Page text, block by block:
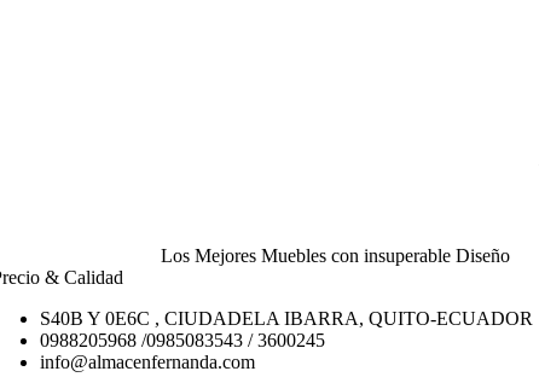
Los Mejores Muebles con insuperable Diseño
& Calidad
S40B Y 0E6C , CIUDADELA IBARRA, QUITO-ECUADOR
0988205968 /0985083543 / 3600245
info@almacenfernanda.com